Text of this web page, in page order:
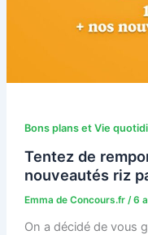
Bons plans et Vie
Tentez de
nouveautés riz
Emma de Concours.fr /6
On a décidé de vous